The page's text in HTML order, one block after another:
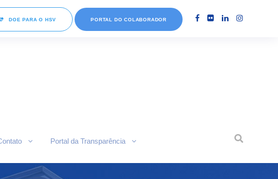
DOE PARA O HSV PORTAL DO COLABORADOR
Portal da Transparência